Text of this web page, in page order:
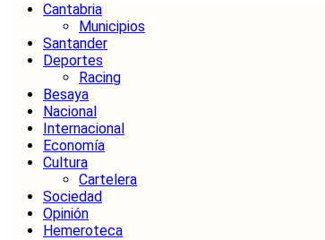
Cantabria
Municipios
Santander
Deportes
Racing
Besaya
Nacional
Internacional
Economía
Cultura
Cartelera
Sociedad
Opinión
Hemeroteca